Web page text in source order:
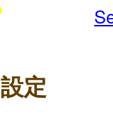
設定